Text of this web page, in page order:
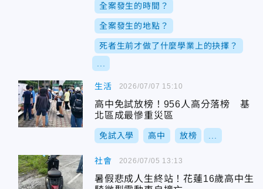
全案發生的時間？
全案發生的地點？
死者生前才做了什麼學業上的抉擇？
生活
高中免試放榜！956人高分落榜 基
北區成最慘重災區
免試入學 高中 放榜
2026/07/07 15:10
社會
暑假悲成人生終站！花蓮16歲高中生
2026/07/05 13:13